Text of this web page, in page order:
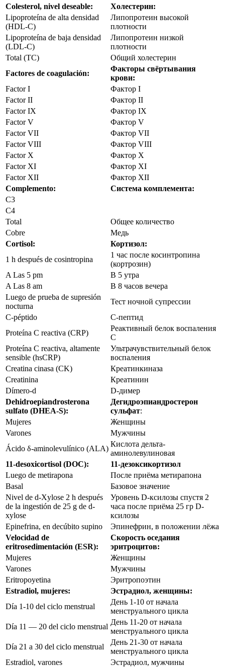
Colesterol, nivel deseable:
Холестерин:
Lipoproteína de alta densidad
(HDL-C)
Липопротеин высокой
плотности
Lipoproteína de baja densidad
(LDL-C)
Липопротеин низкой
плотности
Total (TC)
Общий холестерин
Factores de coagulación:
Факторы свёртывания
крови:
Factor I
Фактор I
Factor II
Фактор II
Factor IX
Фактор IX
Factor V
Фактор V
Factor VII
Фактор VII
Factor VIII
Фактор VIII
Factor X
Фактор X
Factor XI
Фактор XI
Factor XII
Фактор XII
Complemento:
Система комплемента:
C3
C4
Total
Общее количество
Cobre
Медь
Cortisol:
Кортизол:
1 h después de cosintropina
1 час после косинтропина
(кортрозин)
A Las 5 pm
В 5 утра
A Las 8 am
В 8 часов вечера
Luego de prueba de supresión
nocturna
Тест ночной супрессии
C-péptido
С-пептид
Proteína C reactiva (CRP)
Реактивный белок воспаления
С
Proteína C reactiva, altamente
sensible (hsCRP)
Ультрачувствительный белок
воспаления
Creatina cinasa (CK)
Креатинкиназа
Creatinina
Креатинин
Dímero-d
D-димер
Dehidroepiandrosterona
sulfato (DHEA-S):
Дегидроэпиандростерон
сульфат:
Mujeres
Женщины
Varones
Мужчины
Ácido δ-aminolevulínico (ALA)
Кислота дельта-
аминолевулиновая
11-desoxicortisol (DOC):
11-дезоксикортизол
Luego de metirapona
После приёма метирапона
Basal
Базовое значение
Nivel de d-Xylose 2 h después
de la ingestión de 25 g de d-
xylose
Уровень D-ксилозы спустя 2
часа после приёма 25 гр D-
ксилозы
Epinefrina, en decúbito supino
Эпинефрин, в положении лёжа
Velocidad de
eritrosedimentación (ESR):
Скорость оседания
эритроцитов:
Mujeres
Женщины
Varones
Мужчины
Eritropoyetina
Эритропоэтин
Estradiol, mujeres:
Эстрадиол, женщины:
Día 1-10 del ciclo menstrual
День 1-10 от начала
менструального цикла
Día 11 — 20 del ciclo menstrual
День 11-20 от начала
менструального цикла
Día 21 a 30 del ciclo menstrual
День 21-30 от начала
менструального цикла
Estradiol, varones
Эстрадиол, мужчины